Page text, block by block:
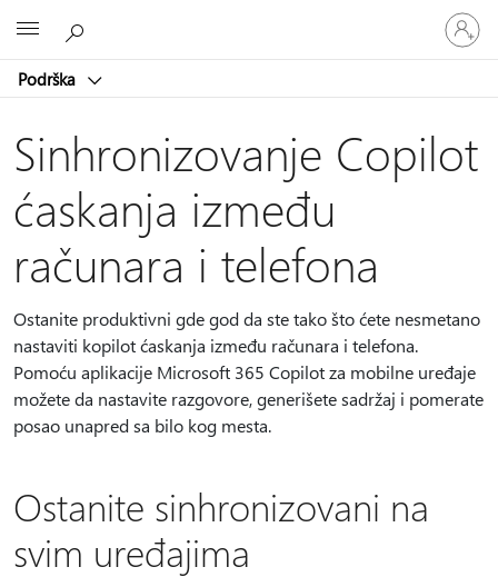
Podrška
Prijavite
se
na
Sinhronizovanje Copilot
ćaskanja između
računara i telefona
Ostanite produktivni gde god da ste tako što ćete nesmetano
nastaviti kopilot ćaskanja između računara i telefona.
Pomoću aplikacije Microsoft 365 Copilot za mobilne uređaje
možete da nastavite razgovore, generišete sadržaj i pomerate
posao unapred sa bilo kog mesta.
Ostanite sinhronizovani na
svim uređajima